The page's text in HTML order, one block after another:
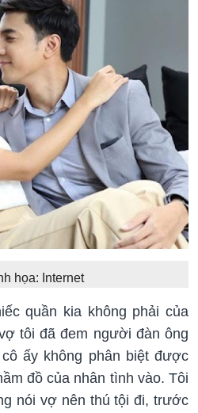
họa: Internet
quần kia không phải của
tôi đã đem người đàn ông
ấy không phân biệt được
đồ của nhân tình vào. Tôi
nói vợ nên thú tội đi, trước